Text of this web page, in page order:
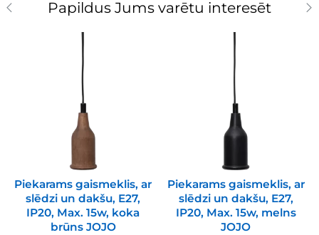
Papildus Jums varētu interesēt
Piekarams gaismeklis, ar
slēdzi un dakšu, E27,
IP20, Max. 15w, koka
brūns JOJO
Piekarams gaismeklis, ar
slēdzi un dakšu, E27,
IP20, Max. 15w, melns
JOJO